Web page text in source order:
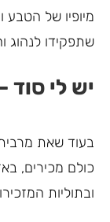
מיופיו של הטבע
שתפקידו לנהוג
יש לי סוד
בעוד שאת מרבית
כולם מכירים,
ובתוליות